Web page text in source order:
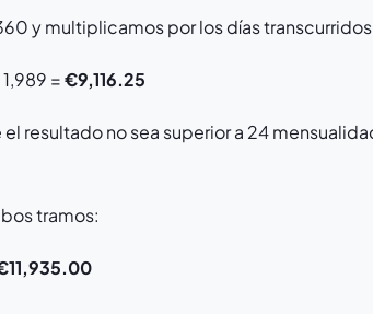
y multiplicamos por los días
=€9,116.25
resultado no sea superior a 24
tramos: